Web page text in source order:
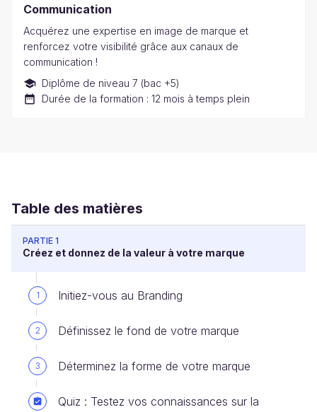
Communication
Acquérez une expertise en image de marque et
renforcez votre visibilité grâce aux canaux de
communication !
Diplôme de niveau 7 (bac +5)
Durée de la formation : 12 mois à temps plein
Table des matières
PARTIE 1
Créez et donnez de la valeur à votre marque
1 Initiez-vous au Branding
2 Définissez le fond de votre marque
3 Déterminez la forme de votre marque
Quiz : Testez vos connaissances sur la